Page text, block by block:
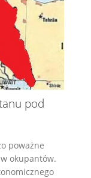
pod
poważne
okupantów.